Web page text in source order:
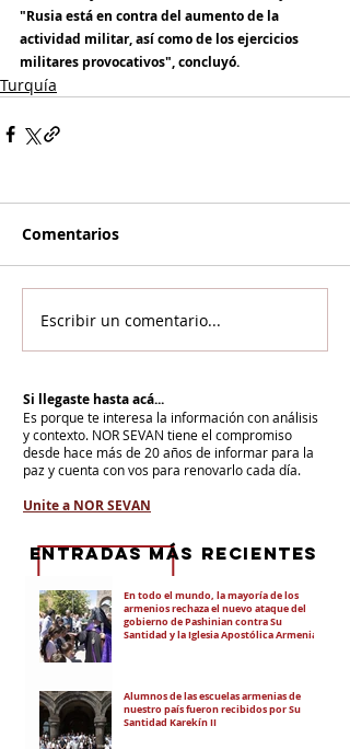
"Rusia está en contra del aumento de la
actividad militar, así como de los ejercicios
militares provocativos", concluyó.
Turquía
Comentarios
Escribir un comentario...
Si llegaste hasta acá...
Es porque te interesa la información con análisis
y contexto. NOR SEVAN tiene el compromiso
desde hace más de 20 años de informar para la
paz y cuenta con vos para renovarlo cada día.
Unite a NOR SEVAN
En todo el mundo, la mayoría de los
armenios rechaza el nuevo ataque del
gobierno de Pashinian contra Su
Santidad y la Iglesia Apostólica Armenia
Alumnos de las escuelas armenias de
nuestro país fueron recibidos por Su
Santidad Karekín II
eNTRADAS MÁS RECIENTES